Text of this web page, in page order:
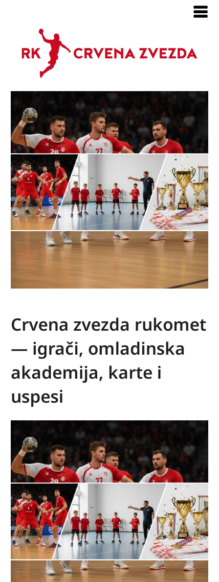
Crvena zvezda rukomet
— igrači, omladinska
akademija, karte i
uspesi